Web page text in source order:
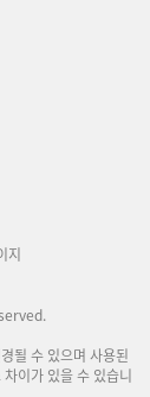
지
될 수 있으며 사용된
이가 있을 수 있습니